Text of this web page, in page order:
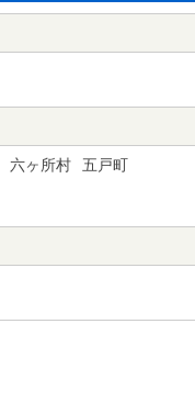
六ヶ所村
五戸町